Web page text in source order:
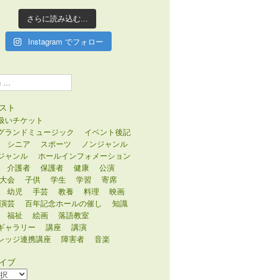
さらに読み込む...
Instagram でフォロー
ト
いチケット
ランドミュージック
イベント後記
シニア スポーツ
ノンジャンル
ャンル
ホールインフォメーション
介護者 保護者 健康
公演
大会 子供 学生 学習
寄席
幼児 手芸 教養 料理
映画
演芸 百年記念ホールの催し
知識
福祉 絵画
落語教室
ャラリー
講座
講演
ッジ連携講座
障害者 音楽
ブ